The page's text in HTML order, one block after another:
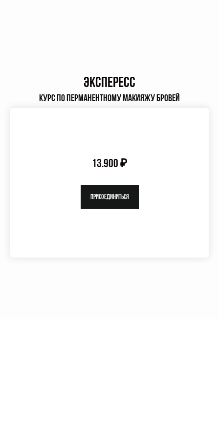
ЭКСПЕРЕСС
КУРС ПО ПЕРМАНЕНТНОМУ МАКИЯЖУ БРОВЕЙ
13.900 ₽
Присоединиться